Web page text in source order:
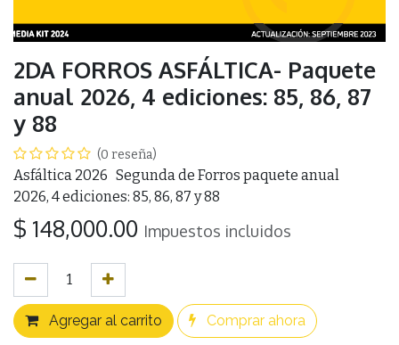
2DA FORROS ASFÁLTICA- Paquete
anual 2026, 4 ediciones: 85, 86, 87
y 88
(0 reseña)
Asfáltica 2026 Segunda de Forros paquete anual
2026, 4 ediciones: 85, 86, 87 y 88
$ 148,000.00 Impuestos incluidos
Agregar al carrito Comprar ahora